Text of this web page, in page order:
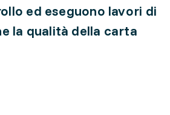
ed eseguono lavori di
la qualità della carta